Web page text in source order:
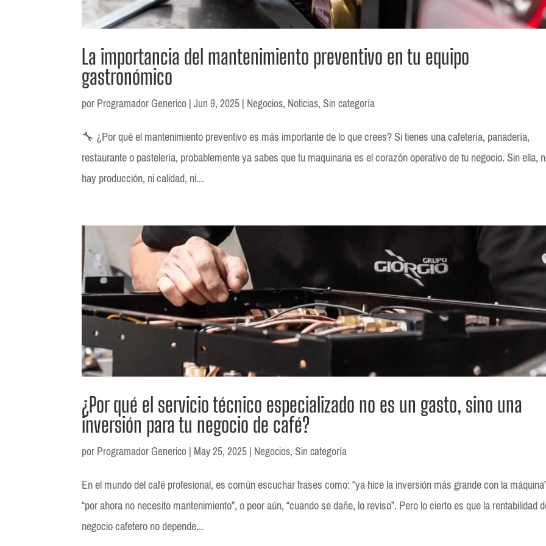
La importancia del mantenimiento preventivo en tu equipo
gastronómico
porProgramador Generico|Jun 9, 2025|Negocios,Noticias,Sin categoría
🔧 ¿Por qué el mantenimiento preventivo es más importante de lo que crees? Si tienes una cafetería, panadería,
restaurante o pastelería, probablemente ya sabes que tu maquinaria es el corazón operativo de tu negocio. Sin ella,
hay producción, ni calidad, ni...
¿Por qué el servicio técnico especializado no es un gasto, sino una
inversión para tu negocio de café?
porProgramador Generico|May 25, 2025|Negocios,Sin categoría
En el mundo del café profesional, es común escuchar frases como: “ya hice la inversión más grande con la
“por ahora no necesito mantenimiento”, o peor aún, “cuando se dañe, lo reviso”. Pero lo cierto es que la rentabilidad
negocio cafetero no depende...